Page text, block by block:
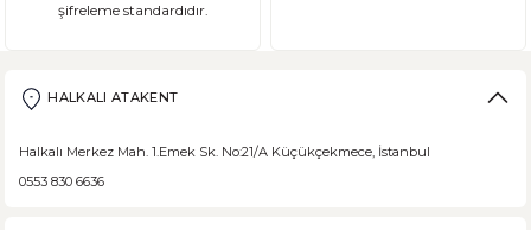
şifreleme standardıdır.
HALKALI ATAKENT
Halkalı Merkez Mah. 1.Emek Sk. No:21/A Küçükçekmece, İstanbul
0553 830 6636